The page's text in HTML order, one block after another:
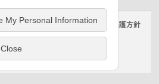
クッキーポリシー 個人情報保護方針
建築設備（ビジネス）
Electric Works Co., Ltd.